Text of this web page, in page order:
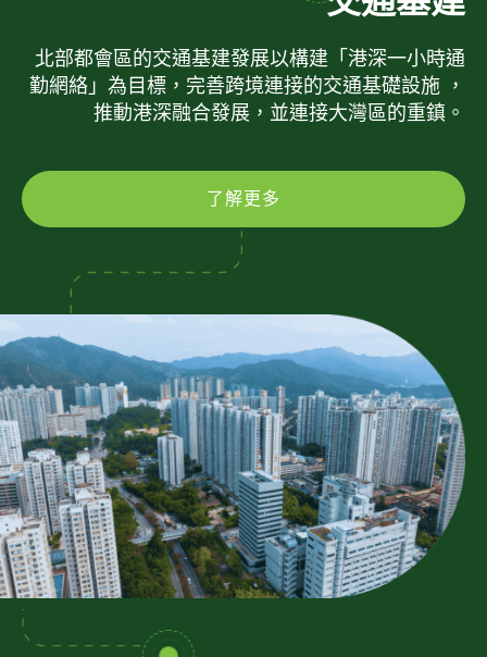
北部都會區的交通基建發展以構建「港深一小時通
勤網絡」為目標，完善跨境連接的交通基礎設施 ，
推動港深融合發展，並連接大灣區的重鎮。
了解更多